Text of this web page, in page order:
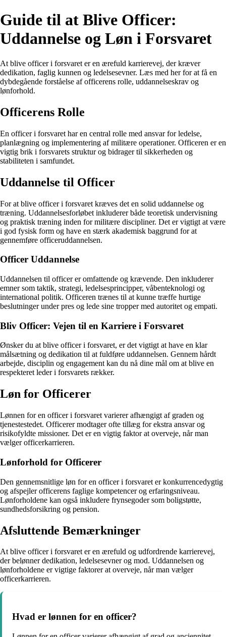
Guide til at Blive Officer:
Uddannelse og Løn i Forsvaret
At blive officer i forsvaret er en ærefuld karrierevej, der kræver
dedikation, faglig kunnen og ledelsesevner. Læs med her for at få en
dybdegående forståelse af officerens rolle, uddannelseskrav og
lønforhold.
Officerens Rolle
En officer i forsvaret har en central rolle med ansvar for ledelse,
planlægning og implementering af militære operationer. Officeren er en
vigtig brik i forsvarets struktur og bidrager til sikkerheden og
stabiliteten i samfundet.
Uddannelse til Officer
For at blive officer i forsvaret kræves det en solid uddannelse og
træning. Uddannelsesforløbet inkluderer både teoretisk undervisning
og praktisk træning inden for militære discipliner. Det er vigtigt at være
i god fysisk form og have en stærk akademisk baggrund for at
gennemføre officeruddannelsen.
Officer Uddannelse
Uddannelsen til officer er omfattende og krævende. Den inkluderer
emner som taktik, strategi, ledelsesprincipper, våbenteknologi og
international politik. Officeren trænes til at kunne træffe hurtige
beslutninger under pres og lede sine tropper med autoritet og empati.
Bliv Officer: Vejen til en Karriere i Forsvaret
Ønsker du at blive officer i forsvaret, er det vigtigt at have en klar
målsætning og dedikation til at fuldføre uddannelsen. Gennem hårdt
arbejde, disciplin og engagement kan du nå dine mål om at blive en
respekteret leder i forsvarets rækker.
Løn for Officerer
Lønnen for en officer i forsvaret varierer afhængigt af graden og
tjenestestedet. Officerer modtager ofte tillæg for ekstra ansvar og
risikofyldte missioner. Det er en vigtig faktor at overveje, når man
vælger officerkarrieren.
Lønforhold for Officerer
Den gennemsnitlige løn for en officer i forsvaret er konkurrencedygtig
og afspejler officerens faglige kompetencer og erfaringsniveau.
Lønforholdene kan også inkludere frynsegoder som boligstøtte,
sundhedsforsikring og pension.
Afsluttende Bemærkninger
At blive officer i forsvaret er en ærefuld og udfordrende karrierevej,
der belønner dedikation, ledelsesevner og mod. Uddannelsen og
lønforholdene er vigtige faktorer at overveje, når man vælger
officerkarrieren.
Hvad er lønnen for en officer?